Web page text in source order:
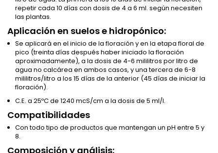
repetir cada 10 días con dosis de 4 a 6 ml. según necesiten
las plantas.
Aplicación en suelos e hidropónico:
Se aplicará en el inicio de la floración y en la etapa floral de
pico (treinta días después haber iniciado la floración
aproximadamente), a la dosis de 4-6 mililitros por litro de
agua no calcárea en ambos casos, y una tercera de 6-8
mililitros/litro a los 15 días de la anterior (45 días de iniciar la
floración).
C.E. a 25ºC de 1240 mcS/cm a la dosis de 5 ml/l.
Compatibilidades
Con todo tipo de productos que mantengan un pH entre 5 y
8.
Composición y análisis: